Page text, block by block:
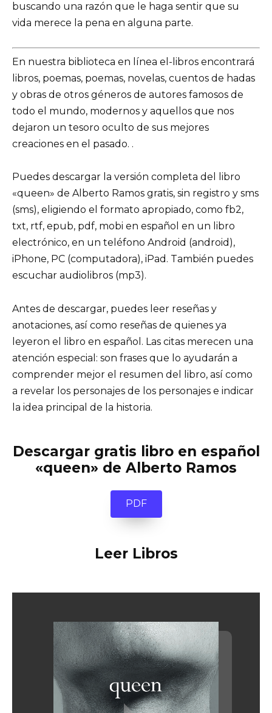
buscando una razón que le haga sentir que su
vida merece la pena en alguna parte.
En nuestra biblioteca en línea el-libros encontrará
libros, poemas, poemas, novelas, cuentos de hadas
y obras de otros géneros de autores famosos de
todo el mundo, modernos y aquellos que nos
dejaron un tesoro oculto de sus mejores
creaciones en el pasado. .
Puedes descargar la versión completa del libro
«queen» de Alberto Ramos gratis, sin registro y sms
(sms), eligiendo el formato apropiado, como fb2,
txt, rtf, epub, pdf, mobi en español en un libro
electrónico, en un teléfono Android (android),
iPhone, PC (computadora), iPad. También puedes
escuchar audiolibros (mp3).
Antes de descargar, puedes leer reseñas y
anotaciones, así como reseñas de quienes ya
leyeron el libro en español. Las citas merecen una
atención especial: son frases que lo ayudarán a
comprender mejor el resumen del libro, así como
a revelar los personajes de los personajes e indicar
la idea principal de la historia.
Descargar gratis libro en español
«queen» de Alberto Ramos
PDF
Leer Libros